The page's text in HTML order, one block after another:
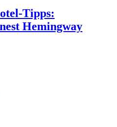
Tipps:
Hemingway